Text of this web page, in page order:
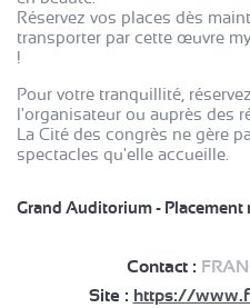
Réservez vos places dès
transporter par cette œuvre
!
Pour votre tranquillité,
l'organisateur ou auprès des
La Cité des congrès ne gère
spectacles qu'elle accueille.
Grand Auditorium - Placement
Contact :
Site : https://